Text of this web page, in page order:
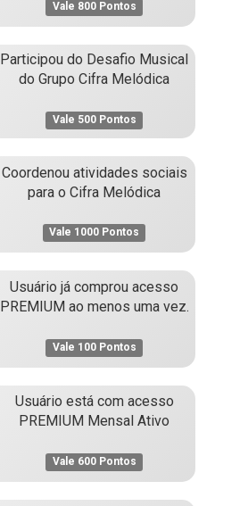
Vale 800 Pontos
Participou do Desafio Musical
do Grupo Cifra Melódica
Vale 500 Pontos
Coordenou atividades sociais
para o Cifra Melódica
Vale 1000 Pontos
Usuário já comprou acesso
PREMIUM ao menos uma vez.
Vale 100 Pontos
Usuário está com acesso
PREMIUM Mensal Ativo
Vale 600 Pontos